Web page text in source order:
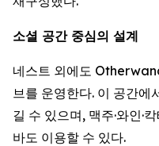
소셜 공간 중심의 설계
네스트 외에도
브를 운영한다. 이 공간에
길 수 있으며, 맥주·와인·
바도 이용할 수 있다.